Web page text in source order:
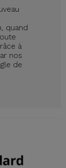
quand
à
nos
de